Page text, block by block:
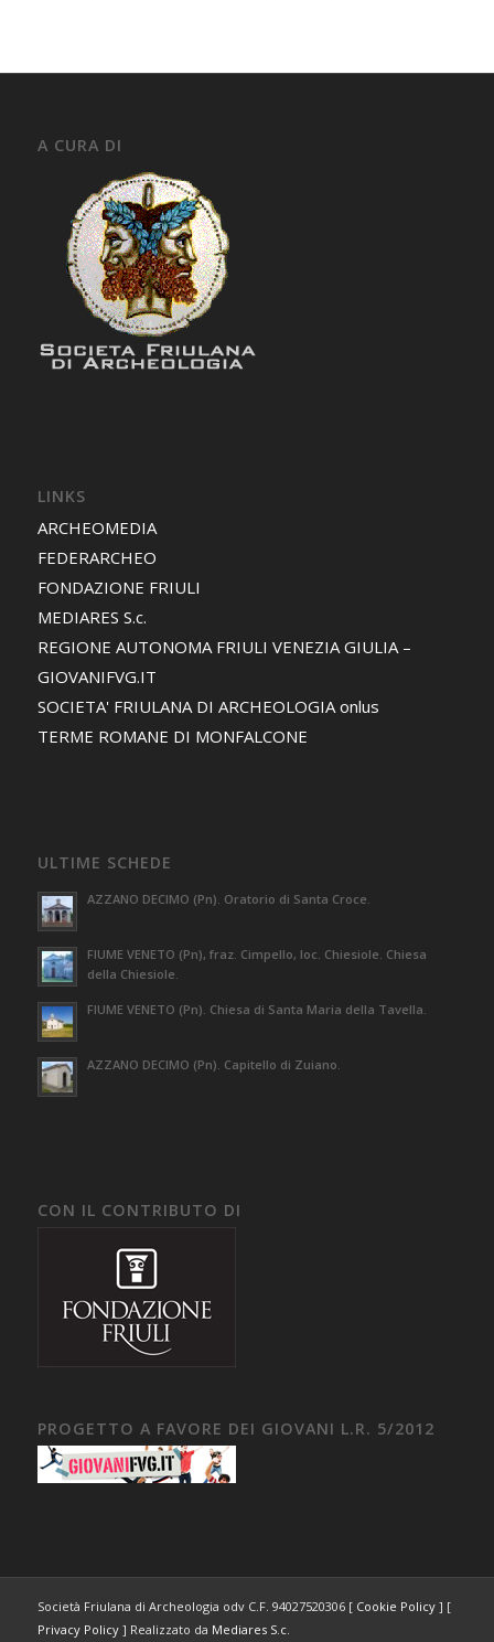
A CURA DI
LINKS
ARCHEOMEDIA
FEDERARCHEO
FONDAZIONE FRIULI
MEDIARES S.c.
REGIONE AUTONOMA FRIULI VENEZIA GIULIA –
GIOVANIFVG.IT
SOCIETA' FRIULANA DI ARCHEOLOGIA onlus
TERME ROMANE DI MONFALCONE
ULTIME SCHEDE
AZZANO DECIMO (Pn). Oratorio di Santa Croce.
FIUME VENETO (Pn), fraz. Cimpello, loc. Chiesiole. Chiesa
della Chiesiole.
FIUME VENETO (Pn). Chiesa di Santa Maria della Tavella.
AZZANO DECIMO (Pn). Capitello di Zuiano.
CON IL CONTRIBUTO DI
PROGETTO A FAVORE DEI GIOVANI L.R. 5/2012
Società Friulana di Archeologia odv C.F. 94027520306 [ Cookie Policy] [
Privacy Policy] Realizzato da Mediares S.c.